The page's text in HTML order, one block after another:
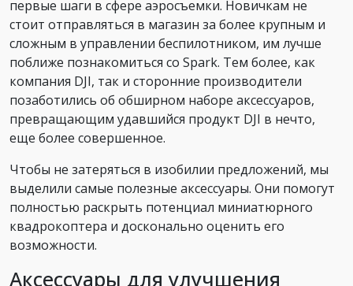
первые шаги в сфере аэросъемки. Новичкам не
стоит отправляться в магазин за более крупным и
сложным в управлении беспилотником, им лучше
поближе познакомиться со Spark. Тем более, как
компания DJI, так и сторонние производители
позаботились об обширном наборе аксессуаров,
превращающим удавшийся продукт DJI в нечто,
еще более совершенное.
Чтобы не затеряться в изобилии предложений, мы
выделили самые полезные аксессуары. Они помогут
полностью раскрыть потенциал миниатюрного
квадрокоптера и досконально оценить его
возможности.
Аксессуары для улучшения